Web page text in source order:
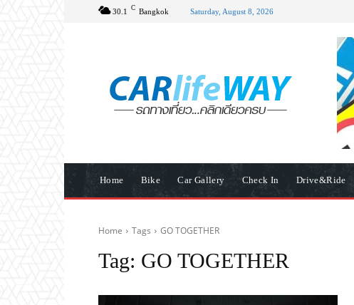
30.1 C Bangkok Saturday, August 8, 2026
Home Bike Car Gallery Check In Drive&Ride
Home Tags GO TOGETHER
Tag: GO TOGETHER